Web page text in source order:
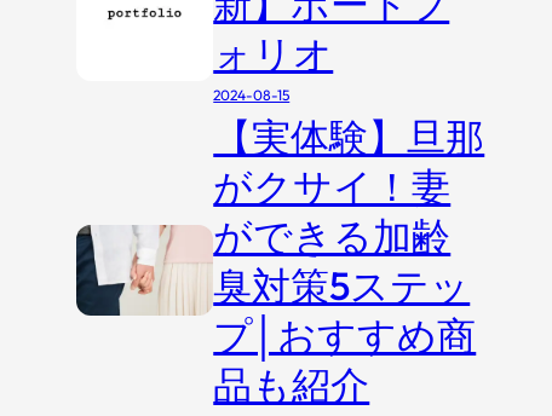
ォリオ
2024-08-15
【実体験】旦那
がクサイ！妻
ができる加齢
臭対策5ステッ
プ│おすすめ商
品も紹介